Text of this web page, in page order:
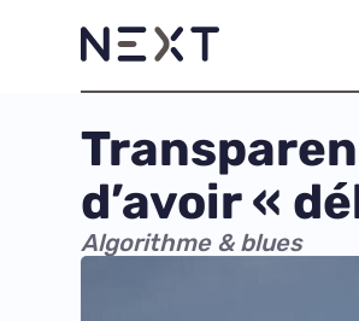
d’avoir «
Algorithme & blues